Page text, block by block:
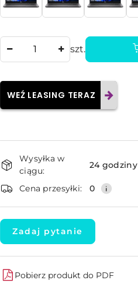
szt.
WEŹ LEASING TERAZ
Dostępność
i
dostawa
Wysyłka w
ciągu:
24 godziny
Cena przesyłki: 0
Zadaj pytanie
Pobierz produkt do PDF